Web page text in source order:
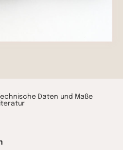
Technische Daten und Maße